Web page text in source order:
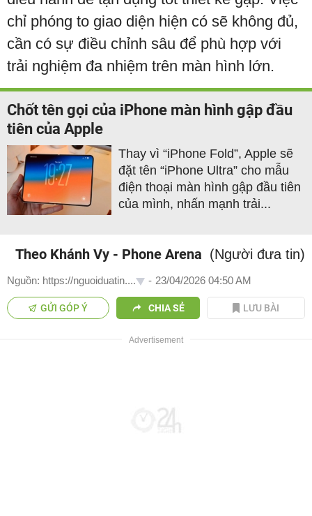
chỉ phóng to giao diện hiện có sẽ không đủ,
cần có sự điều chỉnh sâu để phù hợp với
trải nghiệm đa nhiệm trên màn hình lớn.
Chốt tên gọi của iPhone màn hình gập đầu
tiên của Apple
Thay vì “iPhone Fold”, Apple sẽ
đặt tên “iPhone Ultra” cho mẫu
điện thoại màn hình gập đầu tiên
của mình, nhấn mạnh trải...
Theo Khánh Vy - Phone Arena (Người đưa tin)
Nguồn: https://nguoiduatin.... - 23/04/2026 04:50 AM
GỬI GÓP Ý CHIA SẺ LƯU BÀI